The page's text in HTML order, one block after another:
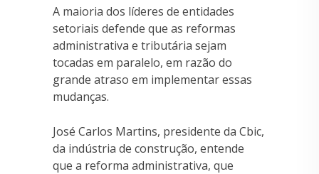
A maioria dos líderes de entidades
setoriais defende que as reformas
administrativa e tributária sejam
tocadas em paralelo, em razão do
grande atraso em implementar essas
mudanças.
José Carlos Martins, presidente da Cbic,
da indústria de construção, entende
que a reforma administrativa, que